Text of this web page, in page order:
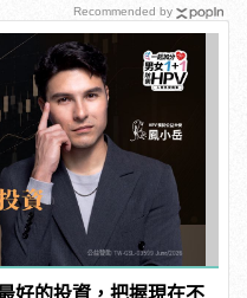
Recommended by